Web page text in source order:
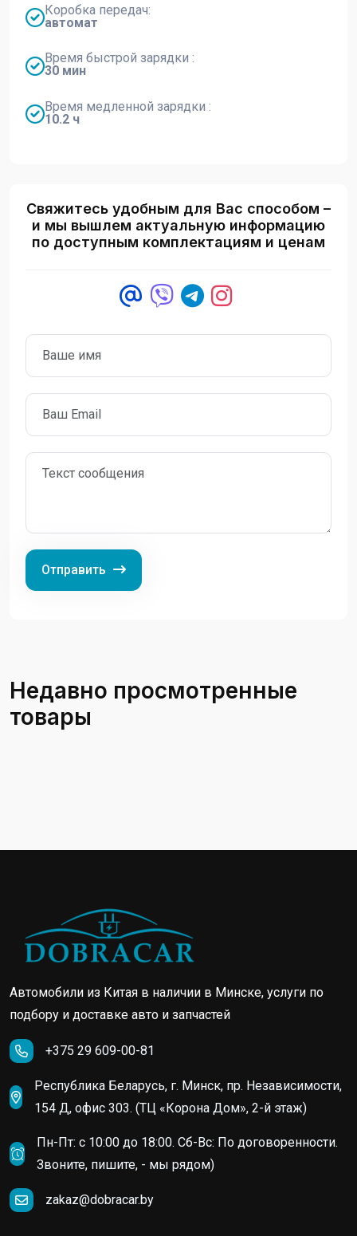
Коробка передач:
автомат
Время быстрой зарядки :
30 мин
Время медленной зарядки :
10.2 ч
Свяжитесь удобным для Вас способом –
и мы вышлем актуальную информацию
по доступным комплектациям и ценам
Отправить
Недавно просмотренные
товары
Автомобили из Китая в наличии в Минске, услуги по
подбору и доставке авто и запчастей
+375 29 609-00-81
Республика Беларусь, г. Минск, пр. Независимости,
154 Д, офис 303. (ТЦ «Корона Дом», 2-й этаж)
Пн-Пт: c 10:00 до 18:00. Сб-Вс: По договоренности.
Звоните, пишите, - мы рядом)
zakaz@dobracar.by